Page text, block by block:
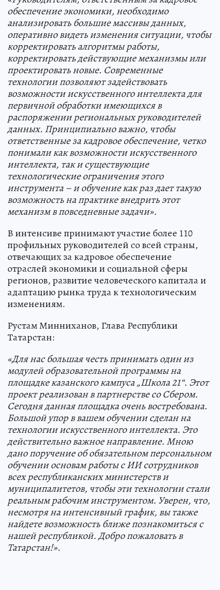
обеспечение экономики, необходимо
анализировать большие массивы данных,
оперативно видеть изменения ситуации, чтобы
корректировать алгоритмы работы,
корректировать действующие механизмы или
проектировать новые. Современные
технологии позволяют задействовать
возможности искусственного интеллекта для
первичной обработки имеющихся в
распоряжении региональных руководителей
данных. Принципиально важно, чтобы
ответственные за кадровое обеспечение, четко
понимали как возможности искусственного
интеллекта, так и существующие
технологические ограничения этого
инструмента – и обучение как раз дает такую
возможность на практике внедрить этот
механизм в повседневные задачи».
В интенсиве принимают участие более 110
профильных руководителей со всей страны,
отвечающих за кадровое обеспечение
отраслей экономики и социальной сферы
регионов, развитие человеческого капитала и
адаптацию рынка труда к технологическим
изменениям.
Рустам Минниханов, Глава Республики
Татарстан:
«Для нас большая честь принимать один из
модулей образовательной программы на
площадке казанского кампуса „Школа 21“. Этот
проект реализован в партнерстве со Сбером.
Сегодня данная площадка очень востребована.
Большой упор в вашем обучении сделан на
технологии искусственного интеллекта. Это
действительно важное направление. Мною
дано поручение об обязательном персональном
обучении основам работы с ИИ сотрудников
всех республиканских министерств и
муниципалитетов, чтобы эти технологии стали
реальным рабочим инструментом. Уверен, что,
несмотря на интенсивный график, вы также
найдете возможность ближе познакомиться с
нашей республикой. Добро пожаловать в
Татарстан!».